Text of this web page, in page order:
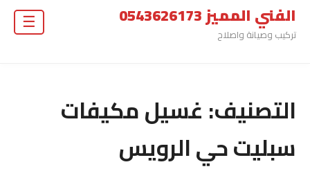
الفني المميز 0543626173
تركيب وصيانة واصلاح
التصنيف:غسيل مكيفات
سبليت حي الرويس